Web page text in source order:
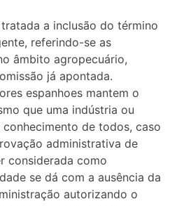
a inclusão do término
referindo-se as
âmbito agropecuário,
já apontada.
espanhoes mantem o
que uma indústria ou
de todos, caso
administrativa de
considerada como
se dá com a ausência da
autorizando o